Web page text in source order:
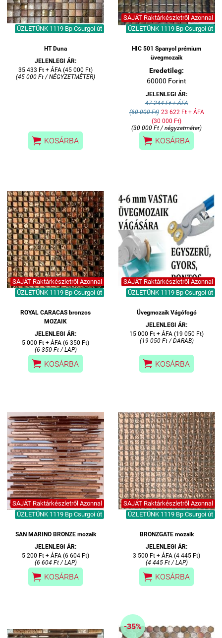
ÜZLETÜNK 1119 Bp Csurgoi út
HT Duna
JELENLEGI ÁR:
35 433 Ft + ÁFA (45 000 Ft)
(45 000 Ft / NÉGYZETMÉTER)
 KOSÁRBA
SAJÁT Raktárkészletről Azonnal
ÜZLETÜNK 1119 Bp Csurgoi út
HIC 501 Spanyol prémium
üvegmozaik
Eredetileg:
60000 Forint
JELENLEGI ÁR:
47 244 Ft + ÁFA
(60 000 Ft) 23 622 Ft + ÁFA
(30 000 Ft)
(30 000 Ft / négyzetméter)
 KOSÁRBA
SAJÁT Raktárkészletről Azonnal
ÜZLETÜNK 1119 Bp Csurgoi út
ROYAL CARACAS bronzos
MOZAIK
JELENLEGI ÁR:
5 000 Ft + ÁFA (6 350 Ft)
(6 350 Ft / LAP)
 KOSÁRBA
SAJÁT Raktárkészletről Azonnal
ÜZLETÜNK 1119 Bp Csurgoi út
Üvegmozaik Vágófogó
JELENLEGI ÁR:
15 000 Ft + ÁFA (19 050 Ft)
(19 050 Ft / DARAB)
 KOSÁRBA
SAJÁT Raktárkészletről Azonnal
ÜZLETÜNK 1119 Bp Csurgoi út
SAN MARINO BRONZE mozaik
JELENLEGI ÁR:
5 200 Ft + ÁFA (6 604 Ft)
(6 604 Ft / LAP)
 KOSÁRBA
SAJÁT Raktárkészletről Azonnal
ÜZLETÜNK 1119 Bp Csurgoi út
BRONZGATE mozaik
JELENLEGI ÁR:
3 500 Ft + ÁFA (4 445 Ft)
(4 445 Ft / LAP)
 KOSÁRBA
-35%